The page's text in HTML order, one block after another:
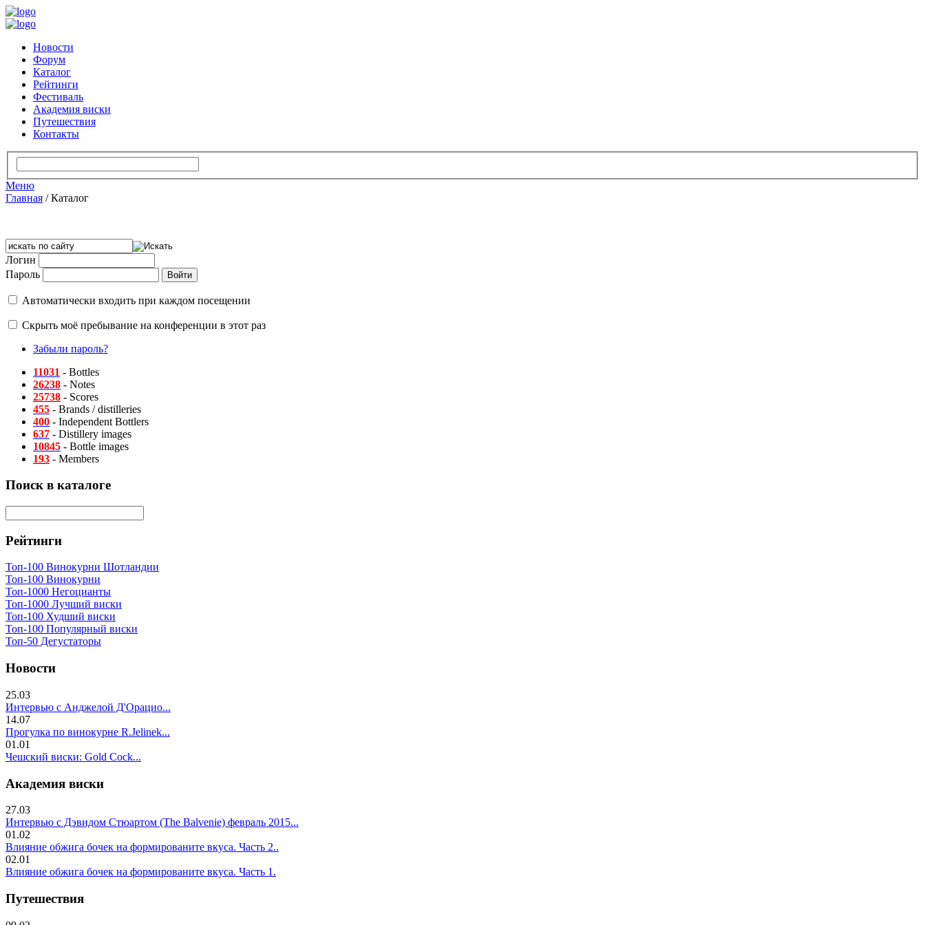
Новости
Форум
Каталог
Рейтинги
Фестиваль
Академия виски
Путешествия
Контакты
Меню
Главная /Каталог
Логин
Пароль
Автоматически входить при каждом посещении
Скрыть моё пребывание на конференции в этот раз
Забыли пароль?
11031 - Bottles
26238 - Notes
25738 - Scores
455 - Brands / distilleries
400 - Independent Bottlers
637 - Distillery images
10845 - Bottle images
193 - Members
Поиск в каталоге
Рейтинги
Топ-100 Винокурни Шотландии
Топ-100 Винокурни
Топ-1000 Негоцианты
Топ-1000 Лучший виски
Топ-100 Худший виски
Топ-100 Популярный виски
Топ-50 Дегустаторы
Новости
25.03
Интервью с Анджелой Д'Орацио...
14.07
Прогулка по винокурне R.Jelinek...
01.01
Чешский виски: Gold Cock...
Академия виски
27.03
Интервью с Дэвидом Стюартом (The Balvenie) февраль 2015...
01.02
Влияние обжига бочек на формированите вкуса. Часть 2..
02.01
Влияние обжига бочек на формированите вкуса. Часть 1.
Путешествия